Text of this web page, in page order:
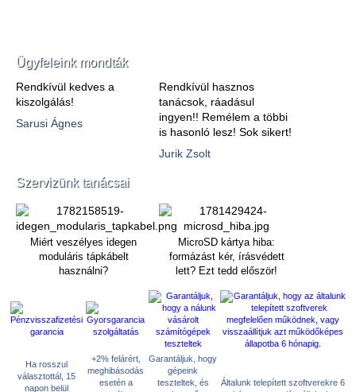
Ügyfeleink mondták
Rendkívül kedves a
kiszolgálás!
Sarusi Ágnes
Rendkívül hasznos
tanácsok, ráadásul
ingyen!! Remélem a többi
is hasonló lesz! Sok sikert!
Jurik Zsolt
Szervizünk tanácsai
Miért veszélyes idegen
moduláris tápkábelt
használni?
MicroSD kártya hiba:
formázást kér, írásvédett
lett? Ezt tedd először!
Ha rosszul
választottál, 15
napon belül
+2% felárért,
meghibásodás
esetén a
Garantáljuk, hogy
gépeink
teszteltek, és
Általunk telepített szoftverekre 6